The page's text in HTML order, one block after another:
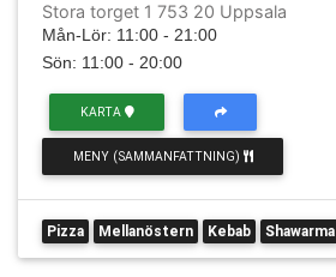
Stora torget 1 753 20 Uppsala
Mån-Lör: 11:00 - 21:00
Sön: 11:00 - 20:00
KARTA
MENY (SAMMANFATTNING)
Pizza Mellanöstern Kebab Shawarma